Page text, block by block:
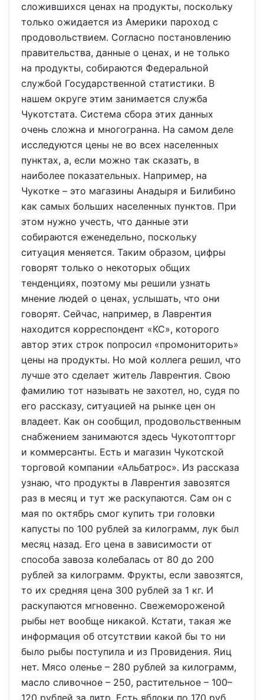
сложившихся ценах на продукты, поскольку
только ожидается из Америки пароход с
продовольствием. Согласно постановлению
правительства, данные о ценах, и не только
на продукты, собираются Федеральной
службой Государственной статистики. В
нашем округе этим занимается служба
Чукотстата. Система сбора этих данных
очень сложна и многогранна. На самом деле
исследуются цены не во всех населенных
пунктах, а, если можно так сказать, в
наиболее показательных. Например, на
Чукотке – это магазины Анадыря и Билибино
как самых больших населенных пунктов. При
этом нужно учесть, что данные эти
собираются еженедельно, поскольку
ситуация меняется. Таким образом, цифры
говорят только о некоторых общих
тенденциях, поэтому мы решили узнать
мнение людей о ценах, услышать, что они
говорят. Сейчас, например, в Лаврентия
находится корреспондент «КС», которого
автор этих строк попросил «промониторить»
цены на продукты. Но мой коллега решил, что
лучше это сделает житель Лаврентия. Свою
фамилию тот называть не захотел, но, судя по
его рассказу, ситуацией на рынке цен он
владеет. Как он сообщил, продовольственным
снабжением занимаются здесь Чукотоптторг
и коммерсанты. Есть и магазин Чукотской
торговой компании «Альбатрос». Из рассказа
узнаю, что продукты в Лаврентия завозятся
раз в месяц и тут же раскупаются. Сам он с
мая по октябрь смог купить три головки
капусты по 100 рублей за килограмм, лук был
месяц назад. Его цена в зависимости от
способа завоза колебалась от 80 до 200
рублей за килограмм. Фрукты, если завозятся,
то их средняя цена 300 рублей за 1 кг. И
раскупаются мгновенно. Свежемороженой
рыбы нет вообще никакой. Кстати, такая же
информация об отсутствии какой бы то ни
было рыбы поступила и из Провидения. Яиц
нет. Мясо оленье – 280 рублей за килограмм,
масло сливочное – 250, растительное – 100–
120 рублей за литр. Есть яблоки по 170 руб.,